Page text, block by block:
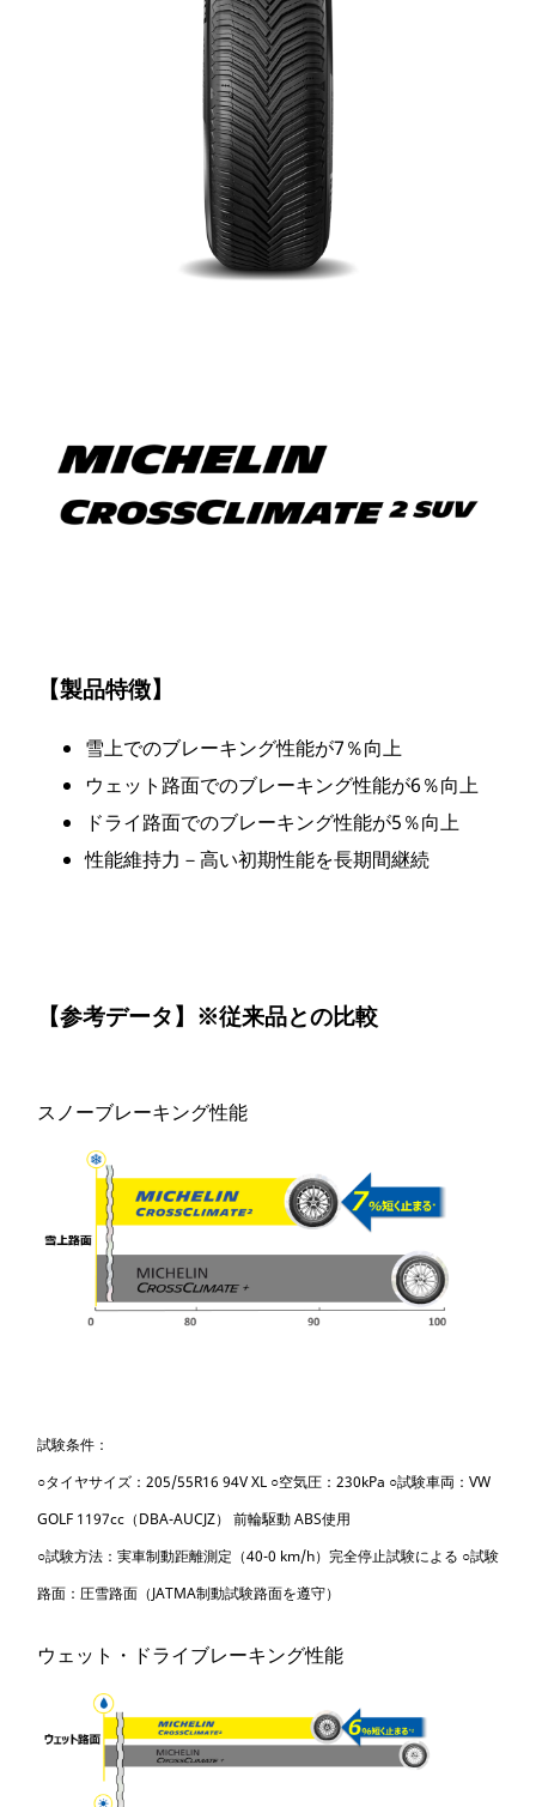
【製品特徴】
雪上でのブレーキング性能が7％向上
ウェット路面でのブレーキング性能が6％向上
ドライ路面でのブレーキング性能が5％向上
性能維持力－高い初期性能を長期間継続
【参考データ】 ※従来品との比較
スノーブレーキング性能
試験条件：
○タイヤサイズ：205/55R16 94V XL ○空気圧：230kPa ○試験車両：VW
GOLF 1197cc（DBA-AUCJZ） 前輪駆動 ABS使用
○試験方法：実車制動距離測定（40-0 km/h）完全停止試験による ○試験
路面：圧雪路面（JATMA制動試験路面を遵守）
ウェット・ドライブレーキング性能